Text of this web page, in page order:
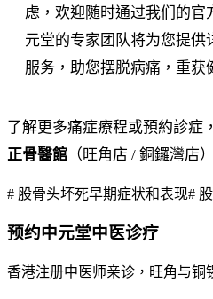
虑，欢迎随时通过我们的官
元堂的专家团队将为您提供
服务，助您摆脱病痛，重获
了解更多痛症療程或預約診症
正骨醫館 （旺角店 / 銅鑼灣店
# 股骨头坏死早期症状和表现#
预约中元堂中医诊疗
香港注册中医师亲诊，旺角与铜